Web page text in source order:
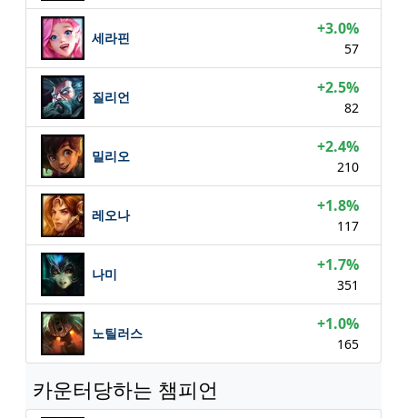
세라핀 +3.0%
57
질리언 +2.5%
82
밀리오 +2.4%
210
레오나 +1.8%
117
나미 +1.7%
351
노틸러스 +1.0%
165
카운터당하는 챔피언